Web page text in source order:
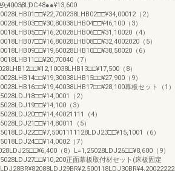
ット（1）
（2）
（3）
（4）
（5）
（6）
（7）
（8）
（9）
幕板セット（1）
（2）
（3）
（4）
（5）
（6）
（7）
（8）L=1,25028LDJ26□□¥8,600（9）
正面幕板取付材セット(床板固定